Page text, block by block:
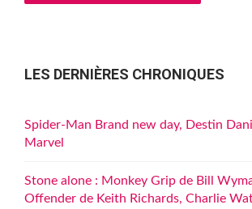
LES DERNIÈRES CHRONIQUES
Spider-Man Brand new day, Destin
Marvel
Stone alone : Monkey Grip de Bill
Offender de Keith Richards, Charlie